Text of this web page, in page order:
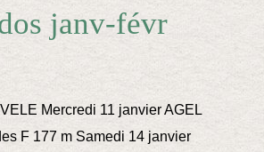
janv-févr
Mercredi 11 janvier AGEL
F 177 m Samedi 14 janvier